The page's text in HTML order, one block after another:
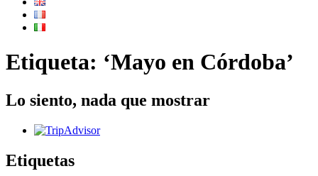
Etiqueta: ‘Mayo en Córdoba’
Lo siento, nada que mostrar
Etiquetas